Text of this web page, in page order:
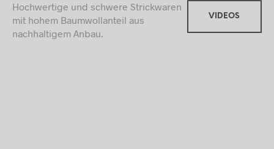
Hochwertige und schwere Strickwaren
mit hohem Baumwollanteil aus
nachhaltigem Anbau.
VIDEOS